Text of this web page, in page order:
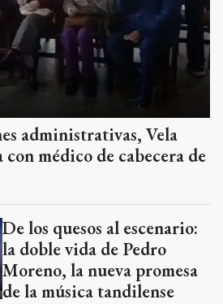
administrativas, Vela
médico de cabecera de
De los quesos al escenario:
la doble vida de Pedro
Moreno, la nueva promesa
de la música tandilense